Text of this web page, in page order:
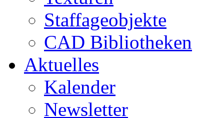
Staffageobjekte
CAD Bibliotheken
Aktuelles
Kalender
Newsletter